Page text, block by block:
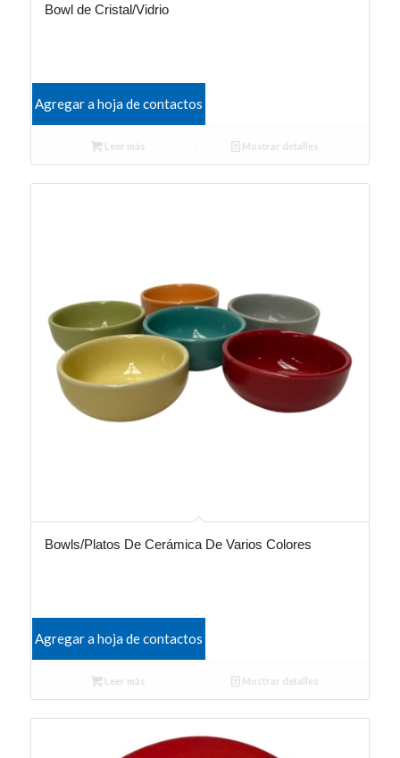
Bowl de Cristal/Vidrio
Agregar a hoja de contactos
Leer más Mostrar detalles
Bowls/Platos De Cerámica De Varios Colores
Agregar a hoja de contactos
Leer más Mostrar detalles